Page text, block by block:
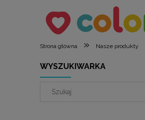
Strona główna » Nasze produkty
WYSZUKIWARKA